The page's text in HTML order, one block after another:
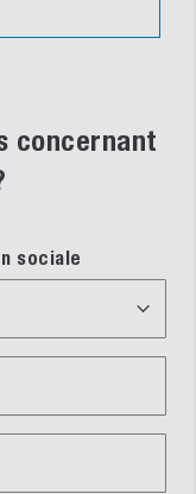
concernant
sociale